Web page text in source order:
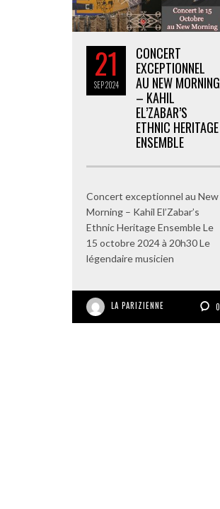
21
SEP2024
CONCERT
EXCEPTIONNEL
AU NEW MORNING
– KAHIL
EL’ZABAR’S
ETHNIC HERITAGE
ENSEMBLE
Concert exceptionnel au New
Morning – Kahil El’Zabar’s
Ethnic Heritage Ensemble Le
15 octobre 2024 à 20h30 Le
légendaire musicien
LA PARIZIENNE 0